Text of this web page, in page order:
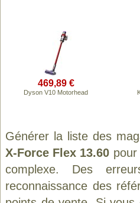
469,89 €
Dyson V10 Motorhead
Générer la liste des
X-Force Flex 13.60
complexe. Des
reconnaissance des